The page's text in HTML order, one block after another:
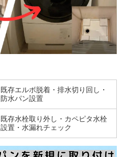
既存エルボ脱着・排水切り回し・
防水パン設置
既存水栓取り外し・カペピタ水栓
設置・水漏れチェック